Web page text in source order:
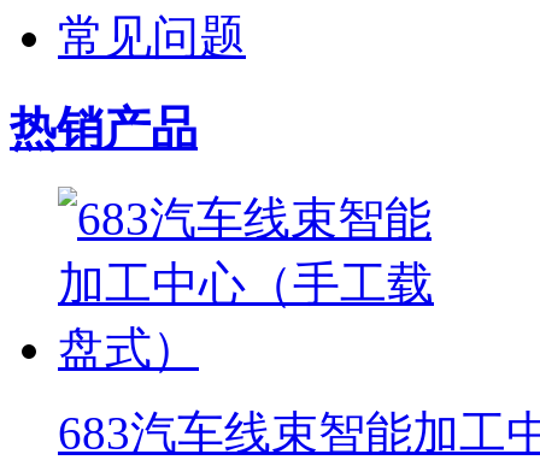
常见问题
热销产品
683汽车线束智能加工